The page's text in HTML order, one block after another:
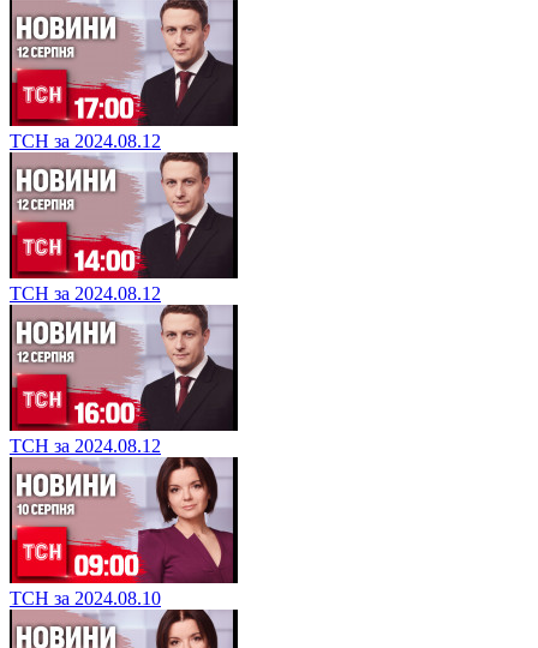
ТСН за 2024.08.12
ТСН за 2024.08.12
ТСН за 2024.08.12
ТСН за 2024.08.10